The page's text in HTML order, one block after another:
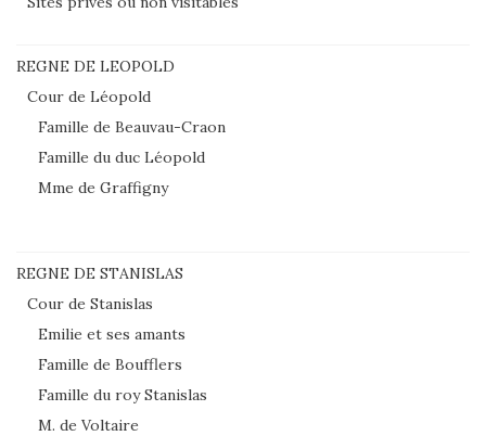
REGNE DE LEOPOLD
Cour de Léopold
Famille de Beauvau-Craon
Famille du duc Léopold
Mme de Graffigny
REGNE DE STANISLAS
Cour de Stanislas
Emilie et ses amants
Famille de Boufflers
Famille du roy Stanislas
M. de Voltaire